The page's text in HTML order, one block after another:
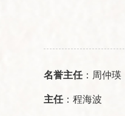
名誉主任：周仲瑛
主任：程海波